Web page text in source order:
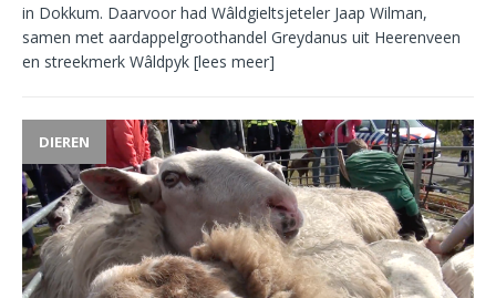
in Dokkum. Daarvoor had Wâldgieltsjeteler Jaap Wilman,
samen met aardappelgroothandel Greydanus uit Heerenveen
en streekmerk Wâldpyk [lees meer]
DIEREN